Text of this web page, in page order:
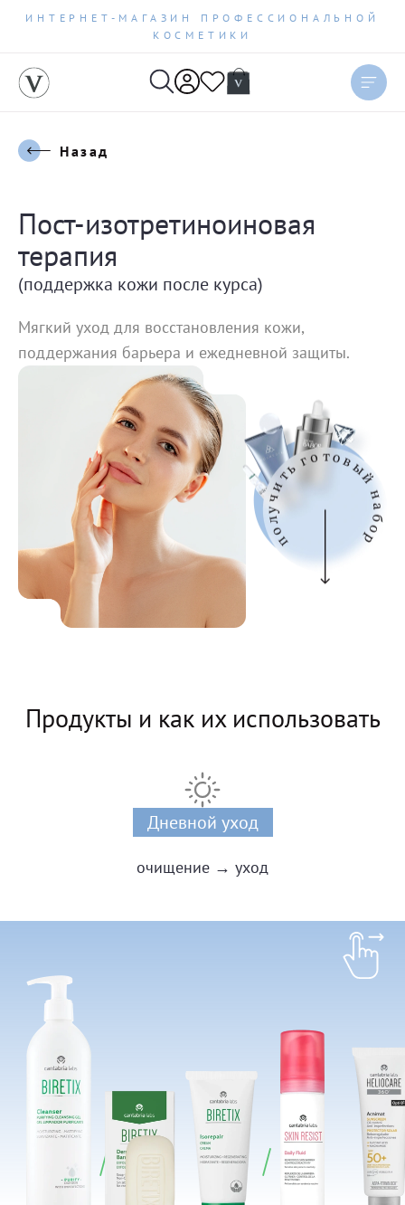
ИНТЕРНЕТ-МАГАЗИН ПРОФЕССИОНАЛЬНОЙ
КОСМЕТИКИ
Назад
Пост-изотретиноиновая
терапия
(поддержка кожи после курса)
Мягкий уход для восстановления кожи,
поддержания барьера и ежедневной защиты.
Продукты и как их использовать
Дневной уход
очищение → уход